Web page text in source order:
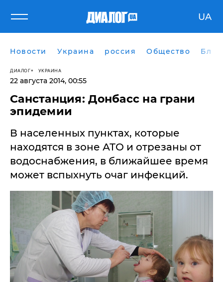
UA
Новости Украина россия Общество
ДИАЛОГ УКРАИНА
22 августа 2014, 00:55
Санстанция: Донбасс на грани
эпидемии
​В населенных пунктах, которые
находятся в зоне АТО и отрезаны от
водоснабжения, в ближайшее время
может вспыхнуть очаг инфекций.